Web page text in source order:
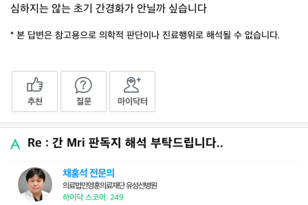
심하지는 않는 초기 간경화가 안닐까 싶습니다
* 본 답변은 참고용으로 의학적 판단이나 진료행위로 해석될 수 없습니다.
추천 질문 마이닥터
Re : 간 Mri 판독지 해석 부탁드립니다..
채홍석 전문의
의료법인영훈의료재단 유성선병원
하이닥 스코어: 249